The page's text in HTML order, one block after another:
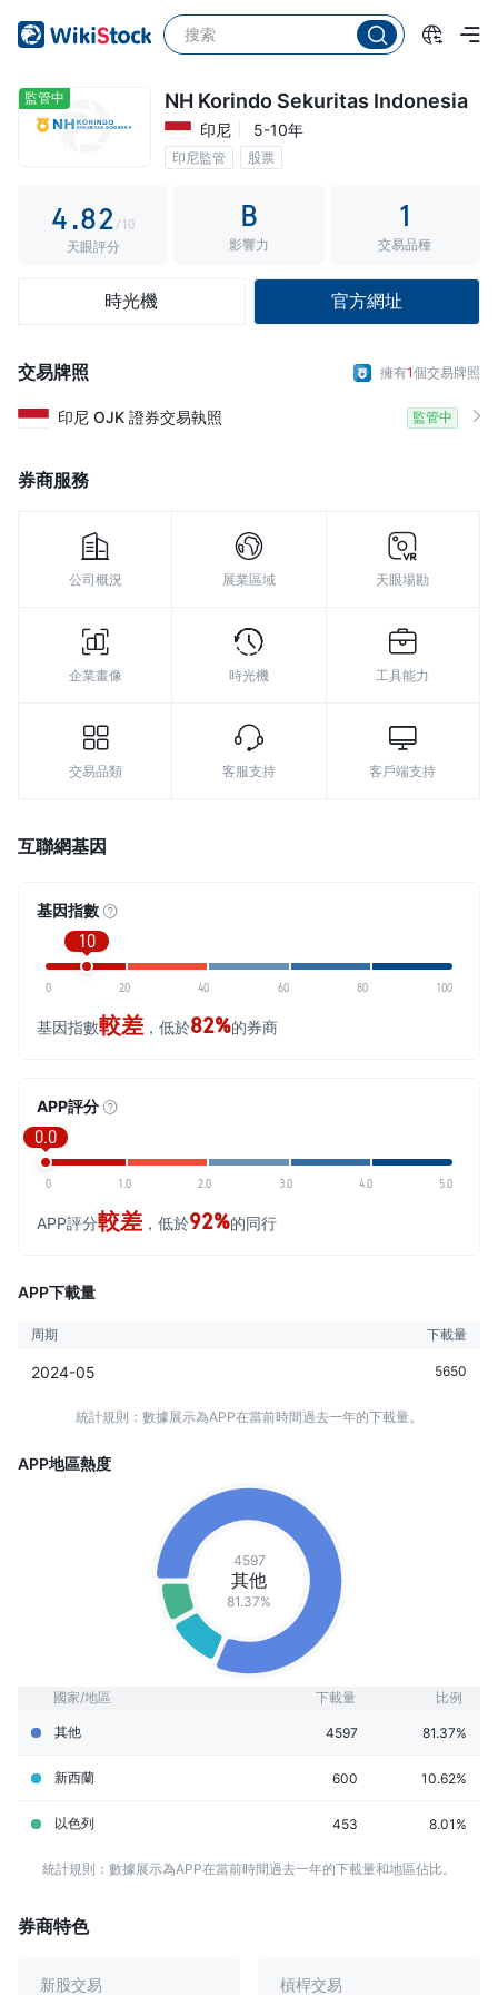
監管中 NH Korindo Sekuritas Indonesia
印尼 5-10年
印尼監管 股票
1
2
4
5
8
9
.
3
6
8
9
0
2
3
4
7
/10
天眼評分
B
影響力
1
交易品種
時光機 官方網址
交易牌照 擁有1個交易牌照
印尼 OJK 證券交易執照 監管中
券商服務
公司概況 展業區域 天眼場勘
企業畫像 時光機 工具能力
交易品類 客服支持 客戶端支持
互聯網基因
基因指數
10
0 20 40 60 80 100
基因指數較差 ，低於82%的券商
APP評分
0.0
0 1.0 2.0 3.0 4.0 5.0
APP評分較差 ，低於92%的同行
APP下載量
周期 下載量
2024-05 5650
統計規則：數據展示為APP在當前時間過去一年的下載量。
APP地區熱度
4597
其他
81.37%
國家/地區 下載量 比例
其他 4597 81.37%
新西蘭 600 10.62%
以色列 453 8.01%
統計規則：數據展示為APP在當前時間過去一年的下載量和地區佔比。
券商特色
新股交易 槓桿交易